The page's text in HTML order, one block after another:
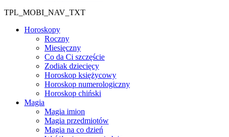
TPL_MOBI_NAV_TXT
Horoskopy
Roczny
Miesięczny
Co da Ci szczęście
Zodiak dziecięcy
Horoskop księżycowy
Horoskop numerologiczny
Horoskop chiński
Magia
Magia imion
Magia przedmiotów
Magia na co dzień